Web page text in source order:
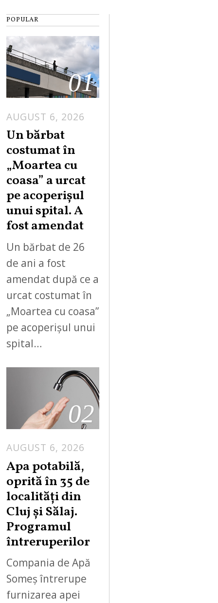
POPULAR
01
AUGUST 6, 2026
Un bărbat
costumat în
„Moartea cu
coasa” a urcat
pe acoperișul
unui spital. A
fost amendat
Un bărbat de 26
de ani a fost
amendat după ce a
urcat costumat în
„Moartea cu coasa”
pe acoperișul unui
spital…
02
AUGUST 6, 2026
Apa potabilă,
oprită în 35 de
localități din
Cluj și Sălaj.
Programul
întreruperilor
Compania de Apă
Someș întrerupe
furnizarea apei